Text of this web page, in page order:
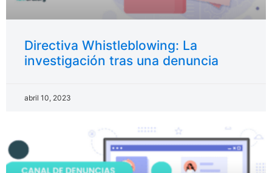
Directiva Whistleblowing: La
investigación tras una denuncia
abril 10, 2023